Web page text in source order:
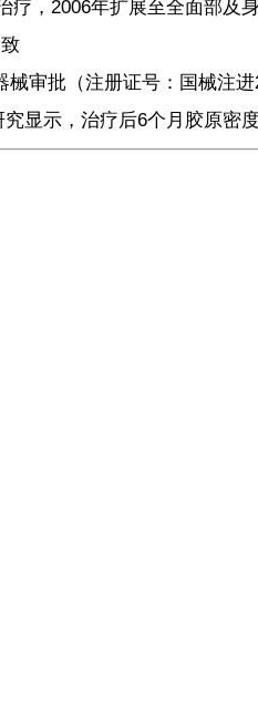
疗，2006年扩展至全面部及
审批（注册证号：国械注进
显示，治疗后6个月胶原密